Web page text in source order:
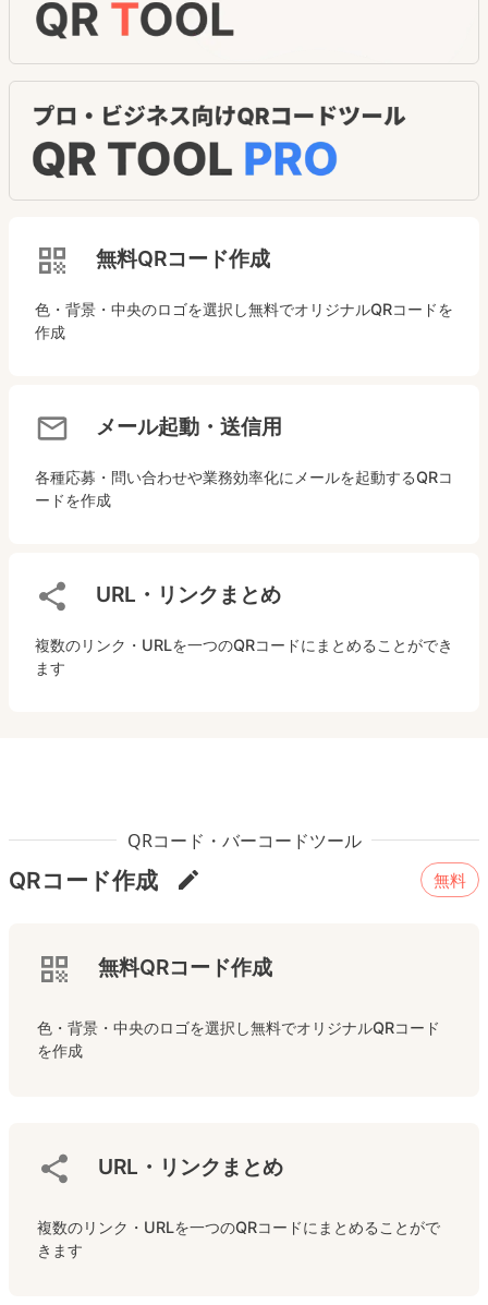
無料QRコード作成
色・背景・中央のロゴを選択し無料でオリジナルQRコードを
作成
メール起動・送信用
各種応募・問い合わせや業務効率化にメールを起動するQRコ
ードを作成
URL・リンクまとめ
複数のリンク・URLを一つのQRコードにまとめることができ
ます
QRコード・バーコードツール
QRコード作成 無料
無料QRコード作成
色・背景・中央のロゴを選択し無料でオリジナルQRコード
を作成
URL・リンクまとめ
複数のリンク・URLを一つのQRコードにまとめることがで
きます